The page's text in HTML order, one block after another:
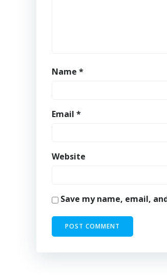
Name *
Email *
Website
Save my name, email,